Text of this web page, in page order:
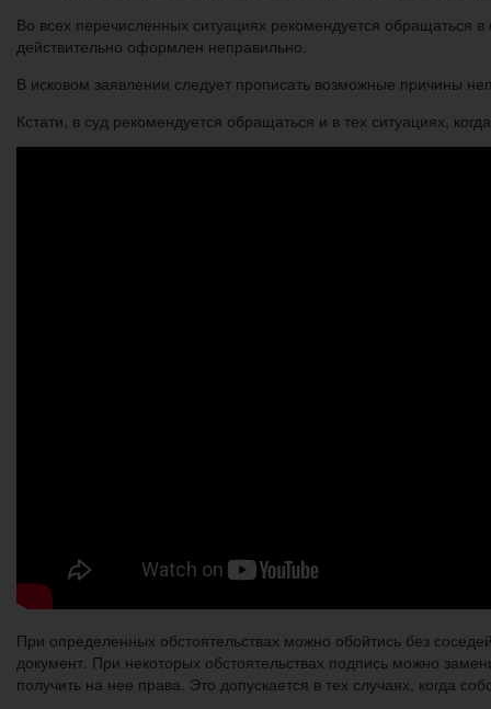
Во всех перечисленных ситуациях рекомендуется обращаться
действительно оформлен неправильно.
В исковом заявлении следует прописать возможные причины
Кстати, в суд рекомендуется обращаться и в тех ситуациях,
При определенных обстоятельствах можно обойтись без
документ. При некоторых обстоятельствах подпись можно
получить на нее права. Это допускается в тех случаях, когда